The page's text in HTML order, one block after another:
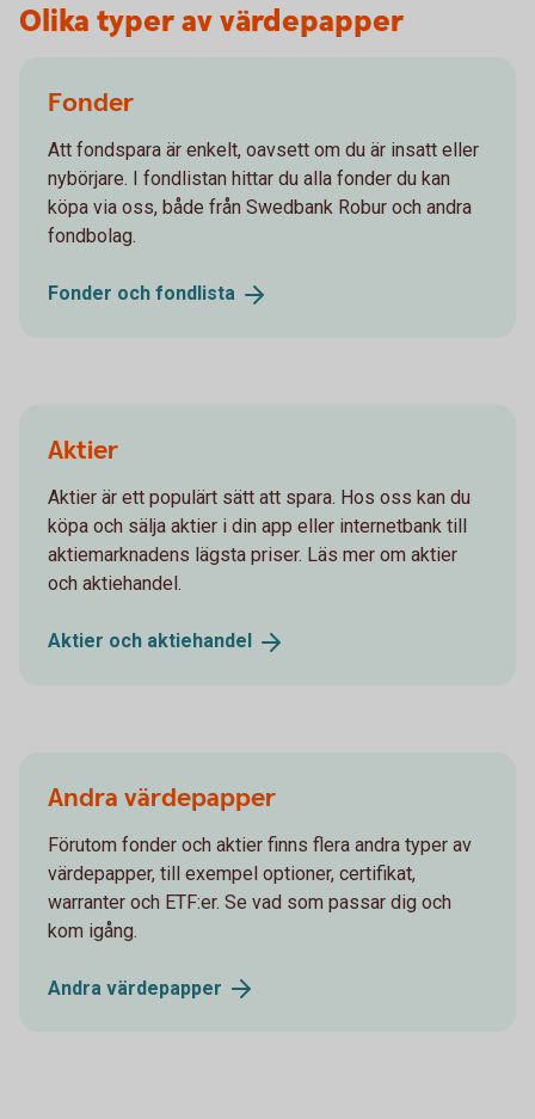
Olika typer av värdepapper
Fonder
Att fondspara är enkelt, oavsett om du är insatt eller
nybörjare. I fondlistan hittar du alla fonder du kan
köpa via oss, både från Swedbank Robur och andra
fondbolag.
Fonder och fondlista
Aktier
Aktier är ett populärt sätt att spara. Hos oss kan du
köpa och sälja aktier i din app eller internetbank till
aktiemarknadens lägsta priser. Läs mer om aktier
och aktiehandel.
Aktier och aktiehandel
Andra värdepapper
Förutom fonder och aktier finns flera andra typer av
värdepapper, till exempel optioner, certifikat,
warranter och ETF:er. Se vad som passar dig och
kom igång.
Andra värdepapper